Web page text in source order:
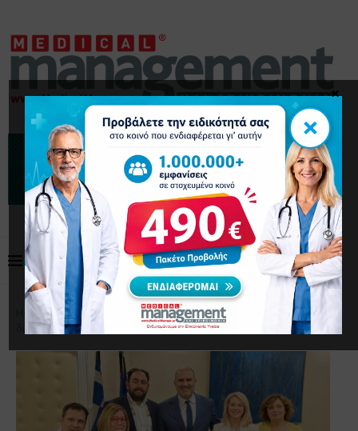
Home Επικαιρότητα
Μείωση ΦΠΑ στα προϊόντα
διαχείρισης του σακχαρώδους διαβήτη
×
×